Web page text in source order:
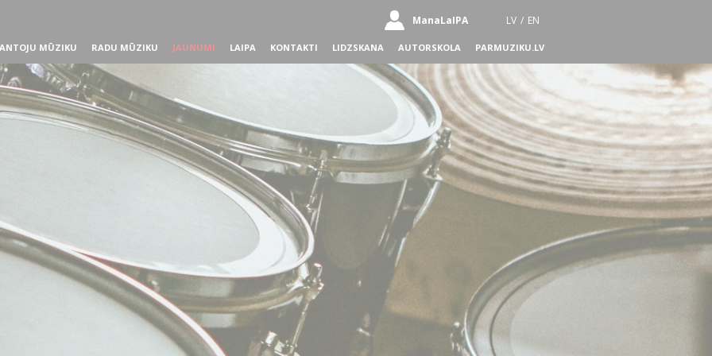
ManaLaIPA LV / EN
MŪZIKU RADU MŪZIKU JAUNUMI LAIPA KONTAKTI LIDZSKANA AUTORSKOLA PARMUZIKU.LV